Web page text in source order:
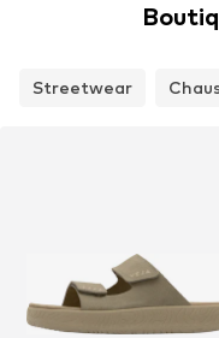
Streetwear